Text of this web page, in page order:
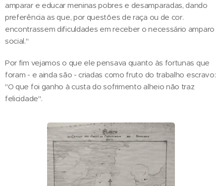
amparar e educar meninas pobres e desamparadas, dando
preferência as que, por questões de raça ou de cor.
encontrassem dificuldades em receber o necessário amparo
social."
Por fim vejamos o que ele pensava quanto às fortunas que
foram - e ainda são - criadas como fruto do trabalho escravo:
"O que foi ganho à custa do sofrimento alheio não traz
felicidade".